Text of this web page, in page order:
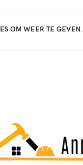
OM WEER TE GEVEN.